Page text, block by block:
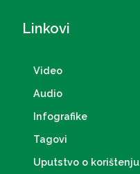
Linkovi
Video
Audio
Infografike
Tagovi
Uputstvo o korištenju